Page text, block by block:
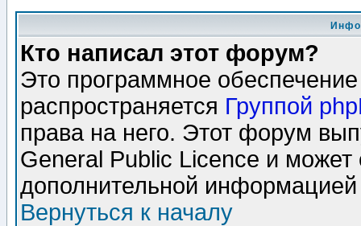
Кто написал этот форум?
Это программное
распространяется Группой
права на него. Этот форум
General Public Licence и может
дополнительной
Вернуться к началу